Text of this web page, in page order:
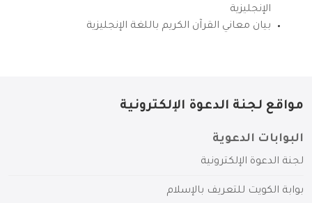
الإنجليزية
بيان معاني القرآن الكريم باللغة الإنجليزية
مواقع لجنة الدعوة الإلكترونية
البوابات الدعوية
لجنة الدعوة الإلكترونية
بوابة الكويت للتعريف بالإسلام